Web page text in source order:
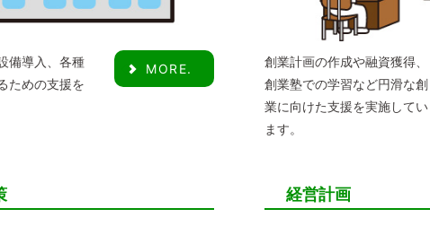
備導入、各種
ための支援を
MORE.
創業計画の作成や融資獲得、
創業塾での学習など円滑な創
業に向けた支援を実施してい
ます。
経営計画